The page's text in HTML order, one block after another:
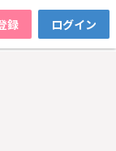
録 ログイン